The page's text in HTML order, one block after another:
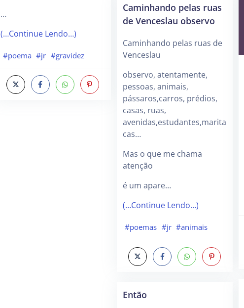
…
(…Continue Lendo…)
#poema #jr #gravidez
Caminhando pelas ruas
de Venceslau observo
Caminhando pelas ruas de
Venceslau
observo, atentamente,
pessoas, animais,
pássaros,carros, prédios,
casas, ruas,
avenidas,estudantes,marita
cas…
Mas o que me chama
atenção
é um apare…
(…Continue Lendo…)
#poemas #jr #animais
Então